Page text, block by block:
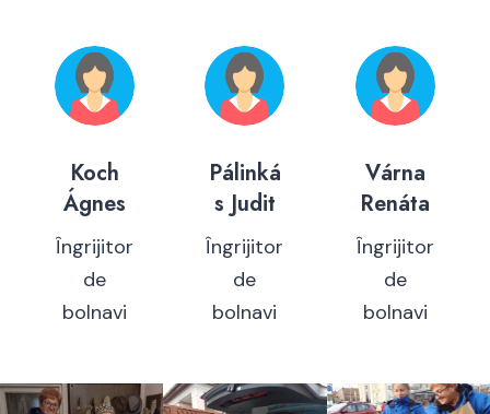
Koch
Ágnes
Îngrijitor
de
bolnavi
Pálinká
s Judit
Îngrijitor
de
bolnavi
Várna
Renáta
Îngrijitor
de
bolnavi